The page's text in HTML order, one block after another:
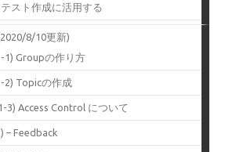
スト作成に活用する
8/10更新)
1) Groupの作り方
2) Topicの作成
3) Access Control について
– Feedback